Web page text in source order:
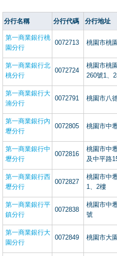
分行名稱 分行代碼 分行地址
第一商業銀行桃
園分行
0072713 桃園市桃
第一商業銀行北
桃分行
0072724
桃園市桃
260號1、
第一商業銀行大
湳分行
0072791 桃園市八
第一商業銀行內
壢分行
0072805 桃園市中
第一商業銀行中
壢分行
0072816
桃園市中
及中平路
第一商業銀行西
壢分行
0072827
桃園市中
1、2樓
第一商業銀行平
鎮分行
0072838
桃園市中
號
第一商業銀行大
園分行
0072849 桃園市大